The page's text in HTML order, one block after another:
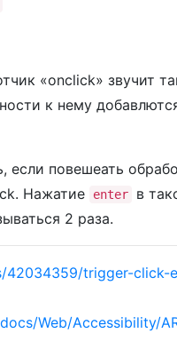
«onclick» звучит
к нему
повешеать
Нажатие enter
в
2 раза.
trigger-click-
Web/Accessibility/